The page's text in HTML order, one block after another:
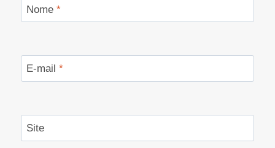
Nome *
E-mail *
Site